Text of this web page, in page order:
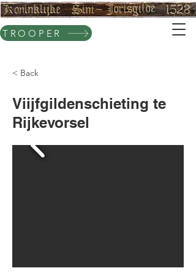
TROOPER
< Back
Viijfgildenschieting te
Rijkevorsel